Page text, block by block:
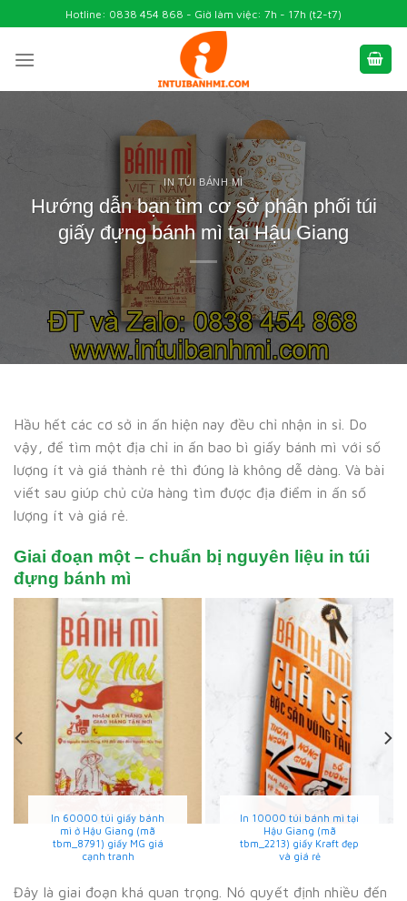
to
content
Hotline: 0838 454 868 - Giờ làm việc: 7h - 17h (t2-t7)
IN TÚI BÁNH MÌ
Hướng dẫn bạn tìm cơ sở phân phối túi
giấy đựng bánh mì tại Hậu Giang
Hầu hết các cơ sở in ấn hiện nay đều chỉ nhận in sỉ. Do
vậy, để tìm một địa chỉ in ấn bao bì giấy bánh mì với số
lượng ít và giá thành rẻ thì đúng là không dễ dàng. Và bài
viết sau giúp chủ cửa hàng tìm được địa điểm in ấn số
lượng ít và giá rẻ.
Giai đoạn một – chuẩn bị nguyên liệu in túi
đựng bánh mì
In 2000 túi giấy bánh mì
tại Hậu Giang (mã
tbm_7059) giấy thấm
dầu thiết kế đẹp
In 20000 bao gói bánh
mì ở Hậu Giang (mã
tbm_148) giấy Kraft thiết
kế miễn phí
Đây là giai đoạn khá quan trọng. Nó quyết định nhiều đến